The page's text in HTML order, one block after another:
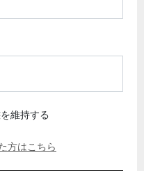
維持する
方はこちら